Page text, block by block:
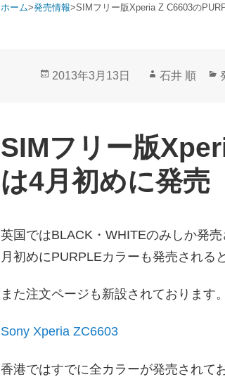
ホーム>発売情報>SIMフリー版Xperia Z C6603の
投
2013年3月13日
作
石井 順
SIMフリー版
は4月初めに発売
英国ではBLACK・WHITEのみしか発
月初めにPURPLEカラーも発売される
また注文ページも新設されております。
Sony Xperia ZC6603
香港ではすでに全カラーが発売されて